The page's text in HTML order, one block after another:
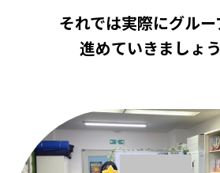
それでは実際にグル
進めていきましょ